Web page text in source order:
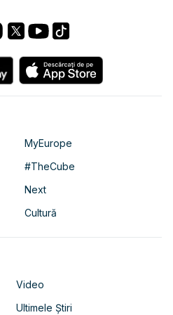
MyEurope
#TheCube
Next
Cultură
Video
Ultimele Știri